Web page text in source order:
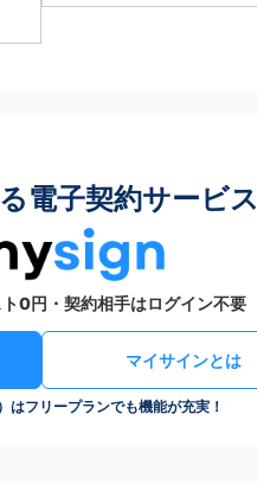
電子契約サービス
0円・契約相手はログイン不要
マイサインとは
フリープランでも機能が充実！